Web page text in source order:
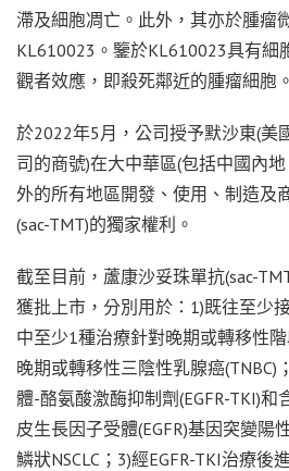
滯及細胞凋亡。此外，其亦於腫瘤
KL610023。鑒於KL610023具有細
觀者效應，即殺死鄰近的腫瘤細胞。
於2022年5月，公司授予默沙東(美
司的商號)在大中華區(包括中國內
外的所有地區開發、使用、制造及
(sac-TMT)的獨家權利。
截至目前，蘆康沙妥珠單抗(sac-
獲批上市，分別用於：1)既往至少
中至少1種治療針對晚期或轉移性
晚期或轉移性三陰性乳腺癌(TNBC)
體-酪氨酸激酶抑制劑(EGFR-TKI)
皮生長因子受體(EGFR)基因突變陽
鱗狀NSCLC；3)經EGFR-TKI治療後